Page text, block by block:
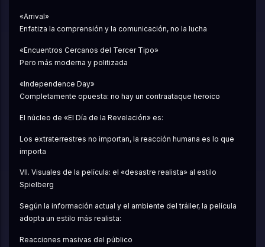
«Arrival»
Enfatiza la comprensión y la comunicación, no la lucha
«Encuentros Cercanos del Tercer Tipo»
Pero más moderna y politizada
«Independence Day»
Completamente opuesta: no hay un contraataque heroico
El núcleo de «El Día de la Revelación» es:
Los extraterrestres no importan, la reacción humana es lo que
importa
VII. Visuales de la película: el «desastre realista» al estilo
Spielberg
Según la información actual y el ambiente del tráiler, la película
adopta un estilo más realista:
Reacciones masivas del público